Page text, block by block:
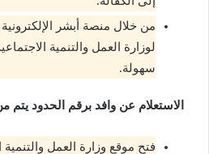
من خلال منصة أبشر الإلكترونية
لوزارة العمل والتنمية
سهولة.
الاستعلام عن وافد برقم الحدود يتم
فتح موقع وزارة العمل والتنمية